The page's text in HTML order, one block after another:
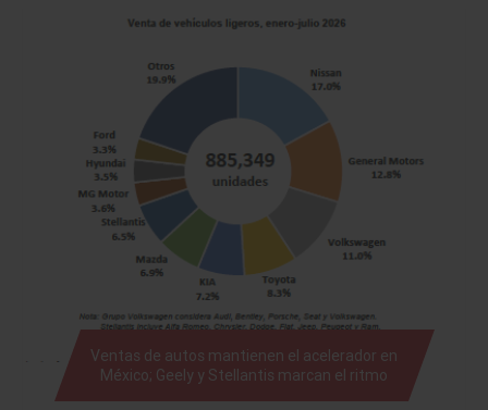
Ventas de autos mantienen el acelerador en
México; Geely y Stellantis marcan el ritmo